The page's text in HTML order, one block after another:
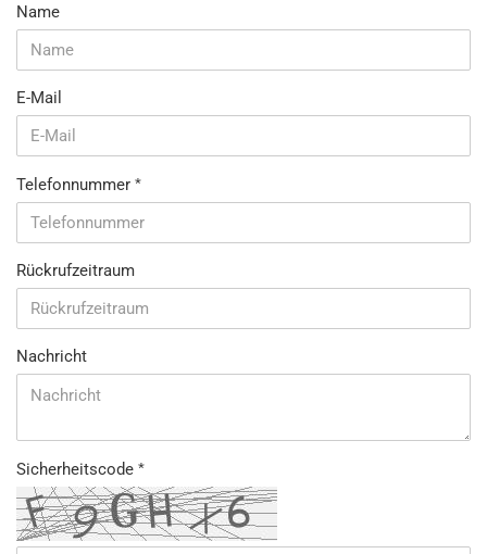
Name
E-Mail
Telefonnummer
Rückrufzeitraum
Nachricht
Sicherheitscode